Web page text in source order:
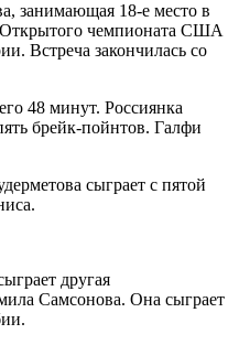
занимающая 18-е место в
Открытого чемпионата США
Встреча закончилась со
48 минут. Россиянка
брейк-пойнтов. Галфи
сыграет с пятой
другая
Самсонова. Она сыграет